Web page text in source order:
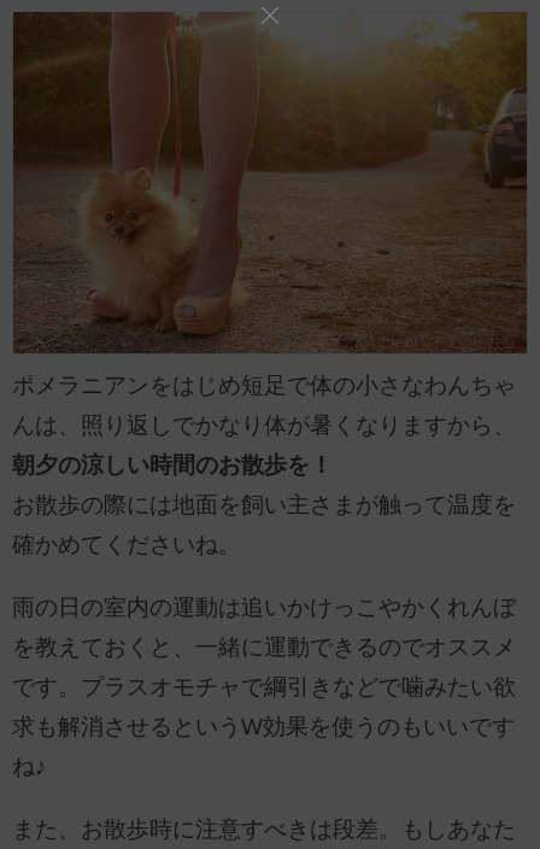
ポメラニアンをはじめ短足で体の小さなわんちゃ
んは、照り返しでかなり体が暑くなりますから、
朝夕の涼しい時間のお散歩を！
お散歩の際には地面を飼い主さまが触って温度を
確かめてくださいね。
雨の日の室内の運動は追いかけっこやかくれんぼ
を教えておくと、一緒に運動できるのでオススメ
です。プラスオモチャで綱引きなどで噛みたい欲
求も解消させるというW効果を使うのもいいです
ね♪
また、お散歩時に注意すべきは段差。もしあなた